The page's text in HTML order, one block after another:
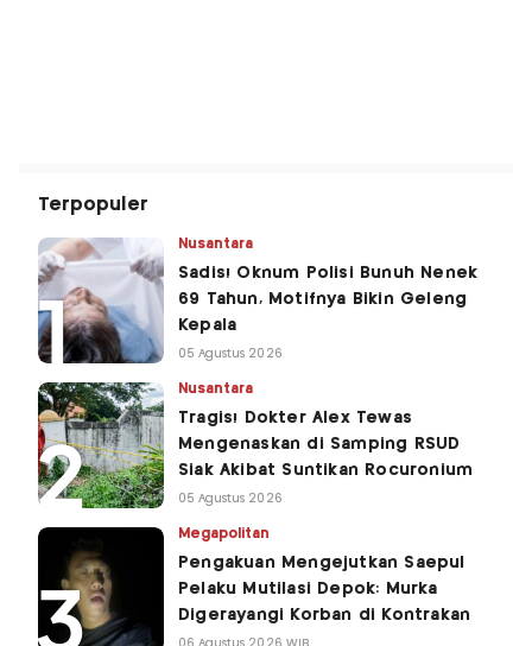
Terpopuler
Nusantara
Sadis! Oknum Polisi Bunuh Nenek
69 Tahun, Motifnya Bikin Geleng
Kepala
05 Agustus 2026
Nusantara
Tragis! Dokter Alex Tewas
Mengenaskan di Samping RSUD
Siak Akibat Suntikan Rocuronium
05 Agustus 2026
Megapolitan
Pengakuan Mengejutkan Saepul
Pelaku Mutilasi Depok: Murka
Digerayangi Korban di Kontrakan